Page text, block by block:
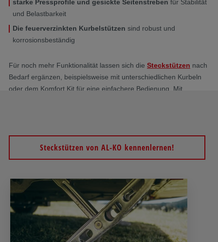
starke Pressprofile und gesickte Seitenstreben für Stabilität
und Belastbarkeit
Die feuerverzinkten Kurbelstützen sind robust und
korrosionsbeständig
Für noch mehr Funktionalität lassen sich die Steckstützen nach
Bedarf ergänzen, beispielsweise mit unterschiedlichen Kurbeln
oder dem Komfort Kit für eine einfachere Bedienung. Mit
Steckstützen von AL-KO kennenlernen!